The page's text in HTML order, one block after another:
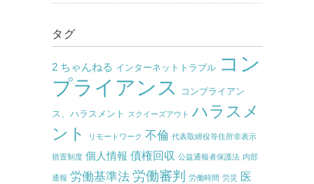
タグ
2 ちゃんねる インターネットトラブル コン
プライアンス
コンプライアン
ス、ハラスメント スクイーズアウト ハラスメ
ント
リモートワーク 不倫 代表取締役等住所非表示
措置制度 個人情報 債権回収 公益通報者保護法 内部
通報 労働基準法 労働審判 労働時間 労災
医